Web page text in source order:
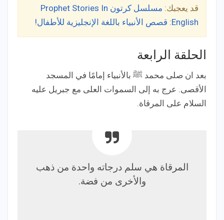
قد يعجبك:
مسلسل كرتون Prophet Stories In
English: قصص الأنبياء باللغة الإنجليزية للأطفال!
الحلقة الرابعة
بعد ان صلى محمد ﷺ بالأنبياء إمامًا في المسجد
الأقصى. عرج به إلى السموات العلى مع جبريل عليه
السلام على المرقاة.
المرقاة هي سلم درجاته واحدة من ذهب
والأخرى من فضة.